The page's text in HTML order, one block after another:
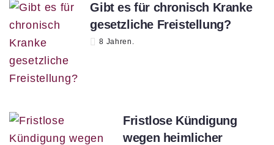
Gibt es für chronisch Kranke
gesetzliche Freistellung?
8 Jahren.
Fristlose Kündigung
wegen heimlicher